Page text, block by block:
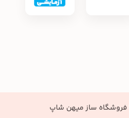
فروشگاه ساز میهن شاپ